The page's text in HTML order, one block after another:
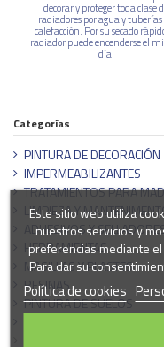
decorar y proteger toda clase
radiadores por agua y tuberías
calefacción. Por su secado
radiador puede encenderse el
día.
Categorías
PINTURA DE DECORACIÓN
IMPERMEABILIZANTES
TRATAMIENTOS PARA
LIMPIEZA Y
ADHESIVOS Y
HERRAMIENTAS
MASILLAS Y PLASTES
RESINAS
PINTURA DE SUELOS
Este sitio web utiliza
nuestros servicios y
preferencias mediante
Para dar su
Política de cookies